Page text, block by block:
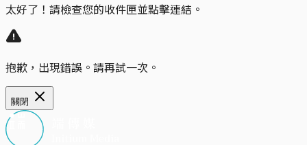
太好了！請檢查您的收件匣並點擊連結。
抱歉，出現錯誤。請再試一次。
關閉